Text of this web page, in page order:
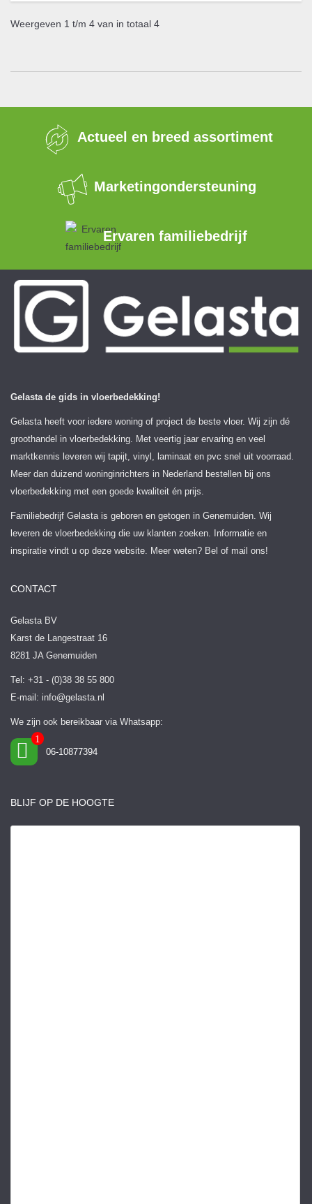
Weergeven 1 t/m 4 van in totaal 4
Actueel en breed assortiment
Marketingondersteuning
Ervaren familiebedrijf
Gelasta de gids in vloerbedekking!
Gelasta heeft voor iedere woning of project de beste vloer. Wij zijn dé
groothandel in vloerbedekking. Met veertig jaar ervaring en veel
marktkennis leveren wij tapijt, vinyl, laminaat en pvc snel uit voorraad.
Meer dan duizend woninginrichters in Nederland bestellen bij ons
vloerbedekking met een goede kwaliteit én prijs.
Familiebedrijf Gelasta is geboren en getogen in Genemuiden. Wij
leveren de vloerbedekking die uw klanten zoeken. Informatie en
inspiratie vindt u op deze website. Meer weten? Bel of mail ons!
CONTACT
Gelasta BV
Karst de Langestraat 16
8281 JA Genemuiden
Tel: +31 - (0)38 38 55 800
E-mail: info@gelasta.nl
We zijn ook bereikbaar via Whatsapp:
06-10877394
BLIJF OP DE HOOGTE